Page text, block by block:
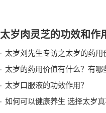
太岁肉灵芝的功效和作
太岁刘先生专访之太岁的药用
太岁的药用价值有什么？有哪
太岁口服液的功效作用？
如何可以健康养生 选择太岁